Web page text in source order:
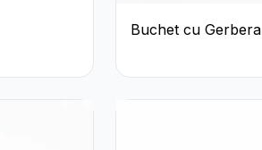
Buchet cu Gerbera